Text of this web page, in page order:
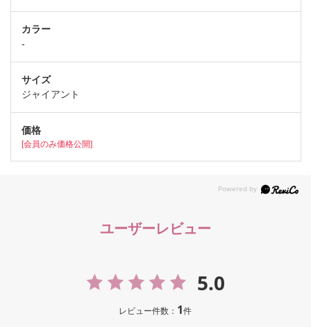
-
ジャイアント
[会員のみ価格公開]
ユーザーレビュー
5.0
レビュー件数： 1件